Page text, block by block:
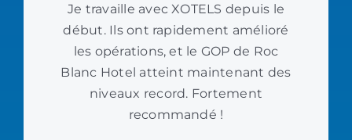
Je travaille avec XOTELS depuis le
début. Ils ont rapidement amélioré
les opérations, et le GOP de Roc
Blanc Hotel atteint maintenant des
niveaux record. Fortement
recommandé !